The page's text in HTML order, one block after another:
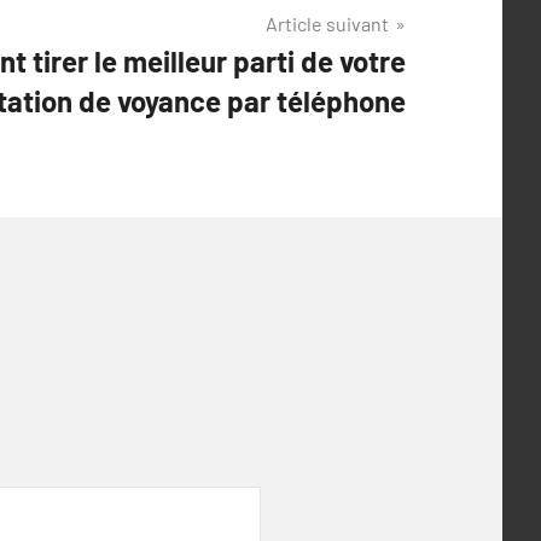
Article suivant
tirer le meilleur parti de votre
de voyance par téléphone